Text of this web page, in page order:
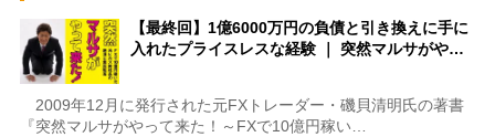
【最終回】1億6000万円の負債と引き換えに手に
入れたプライスレスな経験 ｜ 突然マルサがや…
2009年12月に発行された元FXトレーダー・磯貝清明氏の著書
『突然マルサがやって来た！～FXで10億円稼い…